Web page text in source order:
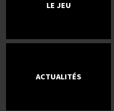
LE JEU
ACTUALITÉS